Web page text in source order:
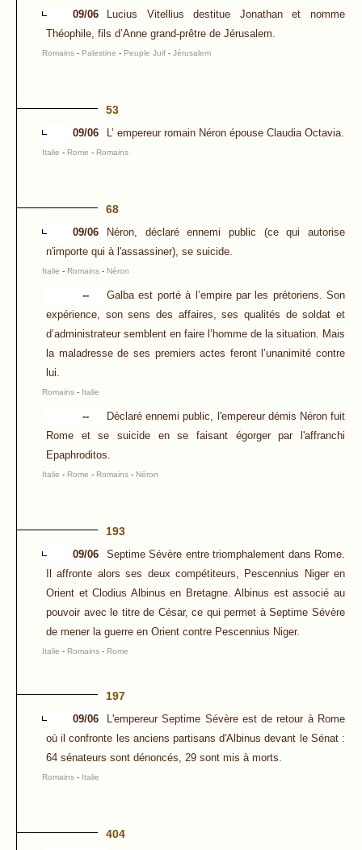
09/06
Lucius Vitellius destitue Jonathan et nomme
Théophile, fils d’Anne grand-prêtre de Jérusalem.
Romains - Palestine - Peuple Juif - Jérusalem
53
09/06 L’ empereur romain Néron épouse Claudia Octavia.
Italie - Rome - Romains
68
09/06
Néron, déclaré ennemi public (ce qui autorise
n'importe qui à l'assassiner), se suicide.
Italie - Romains - Néron
--
Galba est porté à l’empire par les prétoriens. Son
expérience, son sens des affaires, ses qualités de soldat et
d’administrateur semblent en faire l’homme de la situation. Mais
la maladresse de ses premiers actes feront l’unanimité contre
lui.
Romains - Italie
--
Déclaré ennemi public, l'empereur démis Néron fuit
Rome et se suicide en se faisant égorger par l'affranchi
Epaphroditos.
Italie - Rome - Romains - Néron
193
09/06
Septime Sévère entre triomphalement dans Rome.
Il affronte alors ses deux compétiteurs, Pescennius Niger en
Orient et Clodius Albinus en Bretagne. Albinus est associé au
pouvoir avec le titre de César, ce qui permet à Septime Sévère
de mener la guerre en Orient contre Pescennius Niger.
Italie - Romains - Rome
197
09/06
L'empereur Septime Sévère est de retour à Rome
où il confronte les anciens partisans d'Albinus devant le Sénat :
64 sénateurs sont dénoncés, 29 sont mis à morts.
Romains - Italie
404